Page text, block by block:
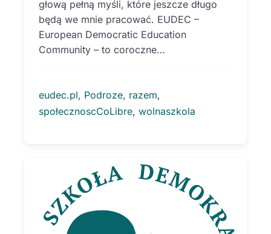
głową pełną myśli, które jeszcze długo
będą we mnie pracować. EUDEC –
European Democratic Education
Community – to coroczne…
eudec.pl, Podroze, razem
społecznoscCoLibre, wolnaszkola